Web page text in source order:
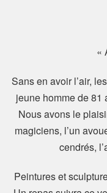
«
Sans en avoir l’air,
jeune homme de 81
Nous avons le
magiciens, l’un
cendrés,
Peintures et